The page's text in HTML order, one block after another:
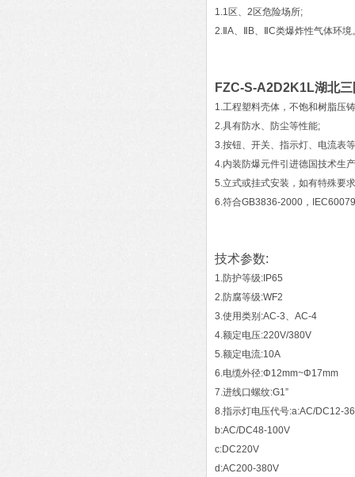
1.1区、2区危险场所;
2.ⅡA、ⅡB、ⅡC类爆炸性气体环境
FZC-S-A2D2K1L湖北
1.工程塑料壳体，不饱和树脂压
2.具有防水、防尘等性能;
3.按钮、开关、指示灯、电流表
4.内装防爆元件引进德国技术生
5.立式或挂式安装，如有特殊要
6.符合GB3836-2000，
技术参数:
1.防护等级:IP65
2.防腐等级:WF2
3.使用类别:AC-3、AC-4
4.额定电压:220V/380V
5.额定电流:10A
6.电缆外径:Φ12mm~Φ17mm
7.进线口螺纹:G1”
8.指示灯电压代号:a:AC/DC12-
b:AC/DC48-100V
c:DC220V
d:AC200-380V